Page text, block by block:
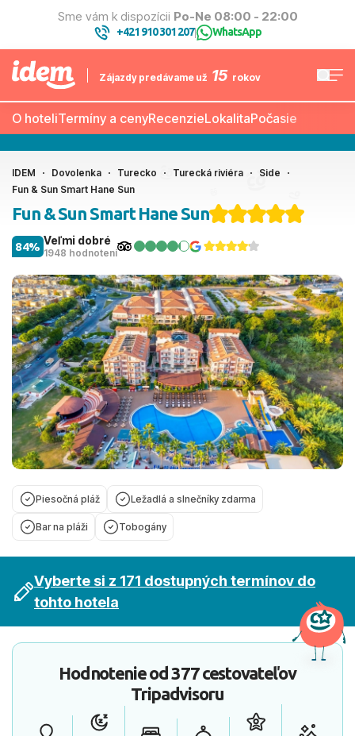
Sme vám k dispozícii Po-Ne 08:00 - 22:00
+421 910 301 207| WhatsApp
Zájazdy predávame už 15 rokov
O hoteliTermíny a cenyRecenzieLokalitaPočasie
IDEM Dovolenka Turecko Turecká riviéra
Side
Fun & Sun Smart Hane Sun
Fun & Sun Smart Hane Sun
Veľmi dobré
1948 hodnotení
84%
Piesočná pláž Ležadlá a slnečníky zdarma
Bar na pláži Tobogány
Vyberte si z 171 dostupných termínov do
tohto hotela
Hodnotenie od377 cestovateľov
Tripadvisoru